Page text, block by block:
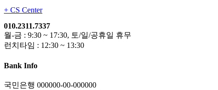
+ CS Center
010.2311.7337
월-금 : 9:30 ~ 17:30, 토/일/공휴일 휴무
런치타임 : 12:30 ~ 13:30
Bank Info
국민은행 000000-00-000000